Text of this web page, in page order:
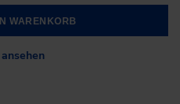
WARENKORB